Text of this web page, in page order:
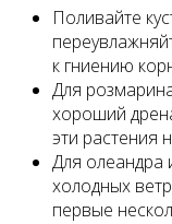
Поливайте
к гниению
Для
хороший
эти растения
Для олеандра
холодных
первые